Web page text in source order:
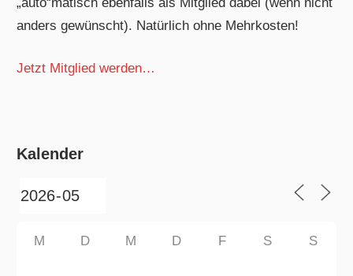
anders gewünscht). Natürlich ohne Mehrkosten!
Jetzt Mitglied werden…
Kalender
M D M D F S S